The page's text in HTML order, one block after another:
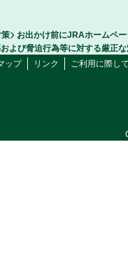
お出かけ前にJRAホームペ
よび脅迫行為等に対する厳正
ップ リンク ご利用に際し